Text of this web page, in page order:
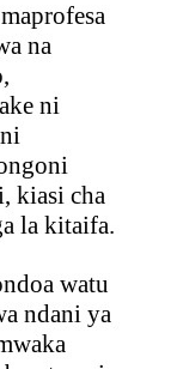
na
ni
kiasi cha
la kitaifa.
watu
ndani ya